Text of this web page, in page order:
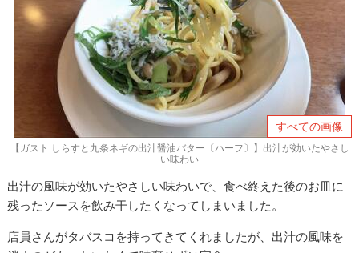
すべての画像
【ガスト しらすと九条ネギの出汁醤油バター〔ハーフ〕】出汁が効いたやさし
い味わい
出汁の風味が効いたやさしい味わいで、食べ終えた後のお皿に
残ったソースを飲み干したくなってしまいました。
店員さんがタバスコを持ってきてくれましたが、出汁の風味を